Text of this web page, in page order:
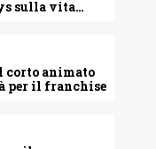
sulla vita
corto animato
per il franchise